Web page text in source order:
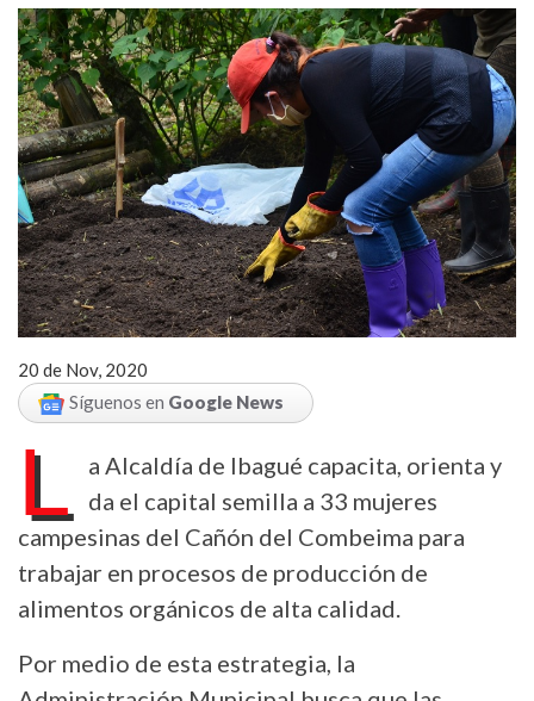
20 de Nov, 2020
Síguenos en Google News
L
a Alcaldía de Ibagué capacita, orienta y
da el capital semilla a 33 mujeres
campesinas del Cañón del Combeima para
trabajar en procesos de producción de
alimentos orgánicos de alta calidad.
Por medio de esta estrategia, la